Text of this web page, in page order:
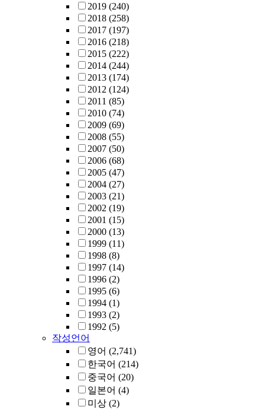
2019 (240)
2018 (258)
2017 (197)
2016 (218)
2015 (222)
2014 (244)
2013 (174)
2012 (124)
2011 (85)
2010 (74)
2009 (69)
2008 (55)
2007 (50)
2006 (68)
2005 (47)
2004 (27)
2003 (21)
2002 (19)
2001 (15)
2000 (13)
1999 (11)
1998 (8)
1997 (14)
1996 (2)
1995 (6)
1994 (1)
1993 (2)
1992 (5)
작성언어
영어 (2,741)
한국어 (214)
중국어 (20)
일본어 (4)
미상 (2)